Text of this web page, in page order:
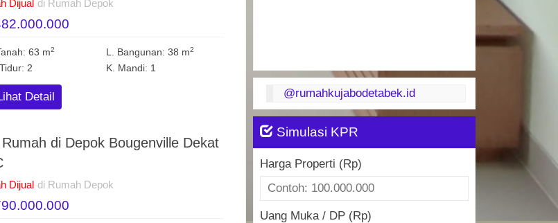
Dijual di Rumah Depok
63 m2 L. Bangunan: 38 m2
2 K. Mandi: 1
Detail
di Depok Bougenville Dekat
Dijual di Rumah Depok
@rumahkujabodetabek.id
Simulasi KPR
Harga Properti (Rp)
Uang Muka / DP (Rp)